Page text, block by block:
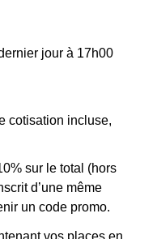
jour à 17h00
cotisation incluse,
sur le total (hors
d’une même
un code promo.
vos places en